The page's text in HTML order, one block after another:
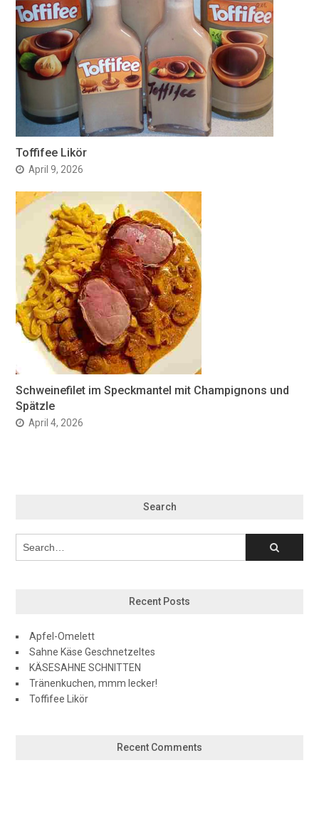
Toffifee Likör
April 9, 2026
Schweinefilet im Speckmantel mit Champignons und
Spätzle
April 4, 2026
Search
Recent Posts
Apfel-Omelett
Sahne Käse Geschnetzeltes
KÄSESAHNE SCHNITTEN
Tränenkuchen, mmm lecker!
Toffifee Likör
Recent Comments